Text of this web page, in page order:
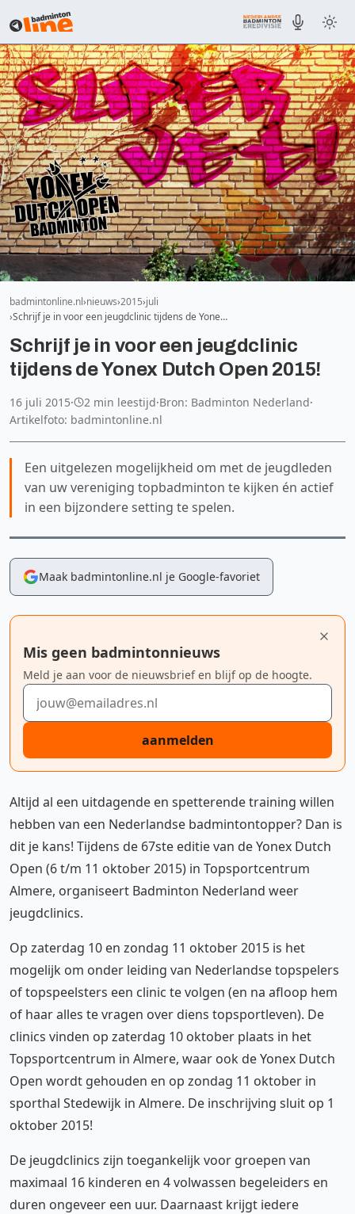
badmintonline.nl nieuws 2015 juli
Schrijf je in voor een jeugdclinic tijdens de Yone…
Schrijf je in voor een jeugdclinic
tijdens de Yonex Dutch Open 2015!
16 juli 2015· 2 min leestijd·Bron: Badminton Nederland·
Artikelfoto: badmintonline.nl
Een uitgelezen mogelijkheid om met de jeugdleden
van uw vereniging topbadminton te kijken én actief
in een bijzondere setting te spelen.
Maak badmintonline.nl je Google-favoriet
Mis geen badmintonnieuws
Meld je aan voor de nieuwsbrief en blijf op de hoogte.
E-mailadres
aanmelden
Altijd al een uitdagende en spetterende training willen
hebben van een Nederlandse badmintontopper? Dan is
dit je kans! Tijdens de 67ste editie van de Yonex Dutch
Open (6 t/m 11 oktober 2015) in Topsportcentrum
Almere, organiseert Badminton Nederland weer
jeugdclinics.
Op zaterdag 10 en zondag 11 oktober 2015 is het
mogelijk om onder leiding van Nederlandse topspelers
of topspeelsters een clinic te volgen (en na afloop hem
of haar alles te vragen over diens topsportleven). De
clinics vinden op zaterdag 10 oktober plaats in het
Topsportcentrum in Almere, waar ook de Yonex Dutch
Open wordt gehouden en op zondag 11 oktober in
sporthal Stedewijk in Almere. De inschrijving sluit op 1
oktober 2015!
De jeugdclinics zijn toegankelijk voor groepen van
maximaal 16 kinderen en 4 volwassen begeleiders en
duren ongeveer een uur. Daarnaast krijgt iedere